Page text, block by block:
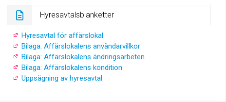
Hyresavtalsblanketter
Hyresavtal för affärslokal
Bilaga: Affärslokalens användarvillkor
Bilaga: Affärslokalens ändringsarbeten
Bilaga: Affärslokalens kondition
Uppsägning av hyresavtal